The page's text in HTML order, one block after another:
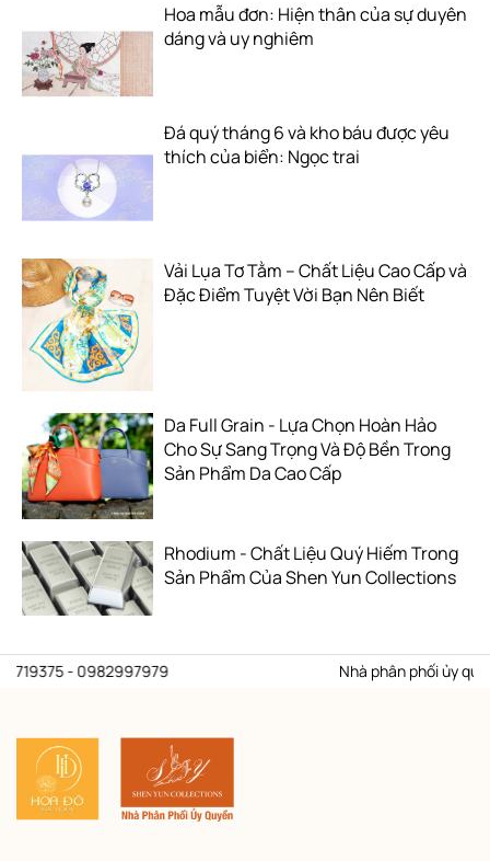
Hoa mẫu đơn: Hiện thân của sự duyên
dáng và uy nghiêm
Đá quý tháng 6 và kho báu được yêu
thích của biển: Ngọc trai
Vải Lụa Tơ Tằm – Chất Liệu Cao Cấp và
Đặc Điểm Tuyệt Vời Bạn Nên Biết
Da Full Grain - Lựa Chọn Hoàn Hảo
Cho Sự Sang Trọng Và Độ Bền Trong
Sản Phẩm Da Cao Cấp
Rhodium - Chất Liệu Quý Hiếm Trong
Sản Phẩm Của Shen Yun Collections
Nhà phân phối ủy quyền thương